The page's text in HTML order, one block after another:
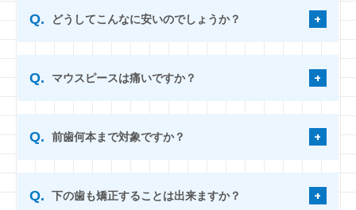
どうしてこんなに安いのでしょうか？
マウスピースは痛いですか？
前歯何本まで対象ですか？
下の歯も矯正することは出来ますか？